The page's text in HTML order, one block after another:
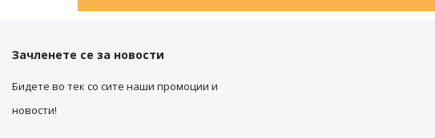
Зачленете се за новости
Бидете во тек со сите наши промоции и
новости!